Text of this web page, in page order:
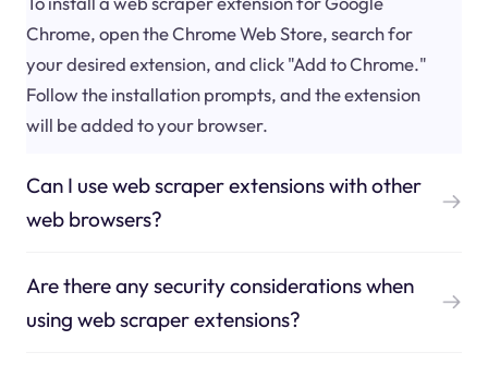
Chrome, open the Chrome Web Store, search for
your desired extension, and click "Add to Chrome."
Follow the installation prompts, and the extension
will be added to your browser.
Can I use web scraper extensions with other
web browsers?
Are there any security considerations when
using web scraper extensions?